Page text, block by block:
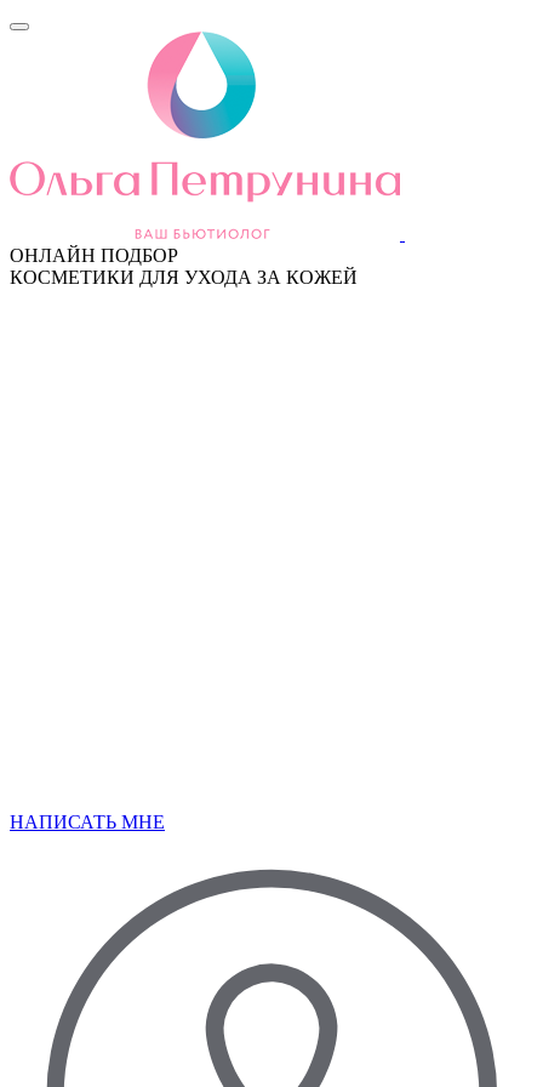
ОНЛАЙН ПОДБОР
КОСМЕТИКИ ДЛЯ УХОДА ЗА КОЖЕЙ
НАПИСАТЬ МНЕ